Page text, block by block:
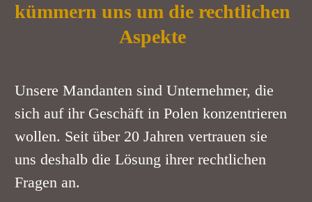
kümmern uns um die rechtlichen
Aspekte
Unsere Mandanten sind Unternehmer, die
sich auf ihr Geschäft in Polen konzentrieren
wollen. Seit über 20 Jahren vertrauen sie
uns deshalb die Lösung ihrer rechtlichen
Fragen an.